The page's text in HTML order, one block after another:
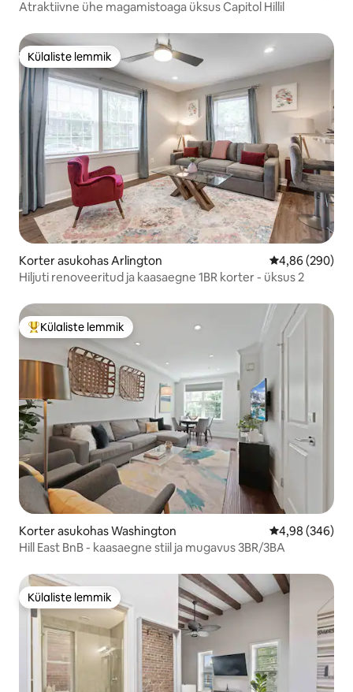
Atraktiivne ühe magamistoaga üksus Capitol Hillil
Külaliste lemmik
Külaliste lemmik
Korter asukohas Arlington Keskmine
4,86 (290)
Hiljuti renoveeritud ja kaasaegne 1BR korter - üksus 2
Külaliste suur lemmik
Külaliste lemmik
Korter asukohas Washington Keskmine
4,98 (346)
Hill East BnB - kaasaegne stiil ja mugavus 3BR/3BA
Külaliste lemmik
Külaliste lemmik